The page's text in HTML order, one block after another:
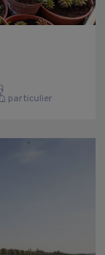
particulier